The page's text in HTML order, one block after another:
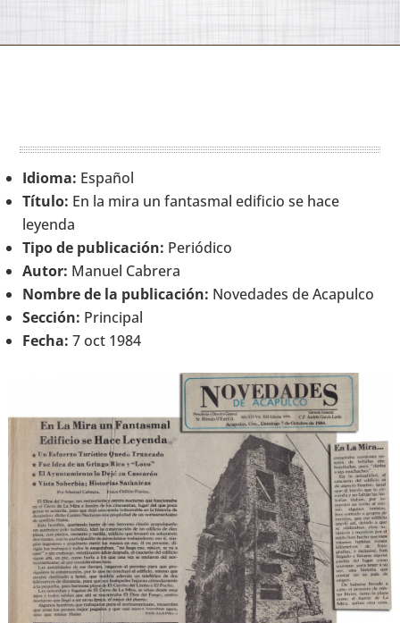
Idioma: Español
Título: En la mira un fantasmal edificio se hace
leyenda
Tipo de publicación: Periódico
Autor: Manuel Cabrera
Nombre de la publicación: Novedades de Acapulco
Sección: Principal
Fecha: 7 oct 1984